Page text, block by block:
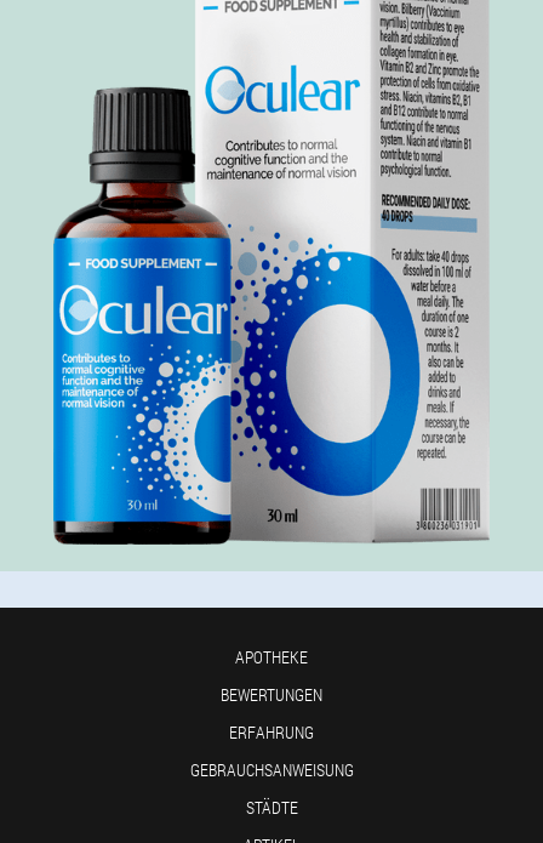
APOTHEKE
BEWERTUNGEN
ERFAHRUNG
GEBRAUCHSANWEISUNG
STÄDTE